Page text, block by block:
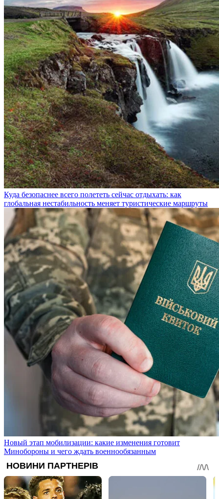
Куда безопаснее всего полететь сейчас отдыхать: как
глобальная нестабильность меняет туристические маршруты
Новый этап мобилизации: какие изменения готовит
Минобороны и чего ждать военнообязанным